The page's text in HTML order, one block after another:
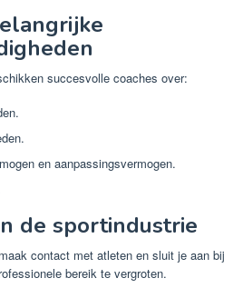
succesvolle coaches over:
en aanpassingsvermogen.
de sportindustrie
contact met atleten en sluit je aan bij
bereik te vergroten.